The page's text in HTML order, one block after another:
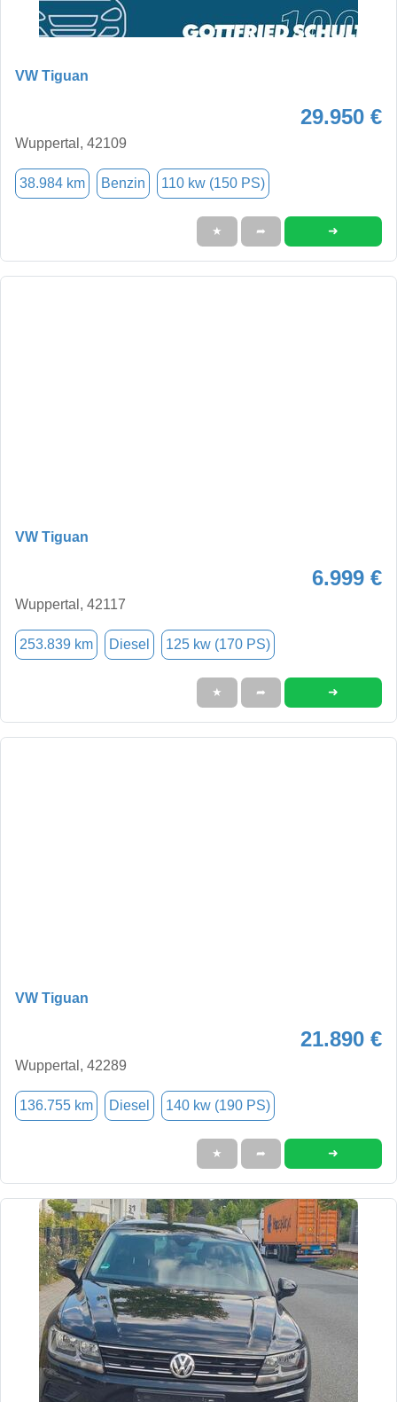
VW Tiguan
29.950 €
Wuppertal, 42109
38.984 km Benzin 110 kw (150 PS)
★ ➦ ➜
VW Tiguan
6.999 €
Wuppertal, 42117
253.839 km Diesel 125 kw (170 PS)
★ ➦ ➜
VW Tiguan
21.890 €
Wuppertal, 42289
136.755 km Diesel 140 kw (190 PS)
★ ➦ ➜